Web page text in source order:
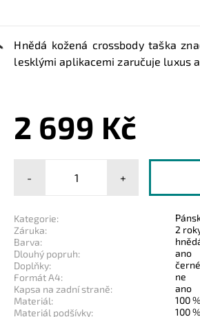
Hnědá kožená crossbody taška
lesklými aplikacemi zaručuje luxus
2 699 Kč
- +
Kategorie:
Záruka:
2
Barva:
Dlouhý popruh:
ano
Doplňky:
černé
Formát A4:
ne
Kapsa na zadní straně:
ano
Materiál:
100
Materiál podšívky:
100